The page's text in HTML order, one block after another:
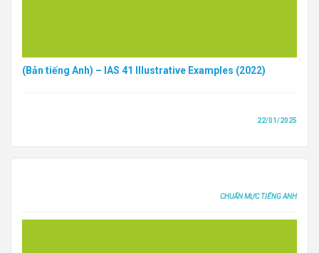
(Bản tiếng Anh) – IAS 41 Illustrative Examples (2022)
22/01/2025
CHUẨN MỰC TIẾNG ANH